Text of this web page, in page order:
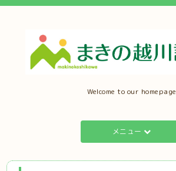
Welcome to our homepage
メニュー